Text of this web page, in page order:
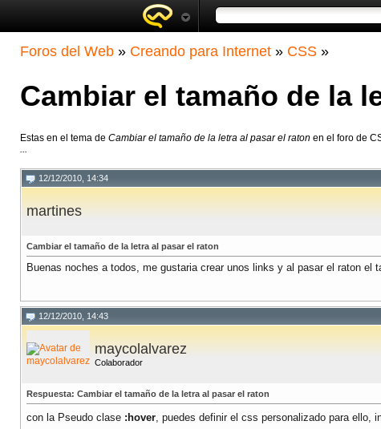
Foros del Web » Creando para Internet » CSS »
Cambiar el tamaño de la
Estas en el tema de Cambiar el tamaño de la letra al pasar el raton en el foro de
...
12/12/2010, 14:34
martines
Cambiar el tamaño de la letra al pasar el raton
Buenas noches a todos, me gustaria crear unos links y al pasar el raton
12/12/2010, 14:43
maycolalvarez
Colaborador
Respuesta: Cambiar el tamaño de la letra al pasar el raton
con la Pseudo clase :hover, puedes definir el css personalizado para ello,